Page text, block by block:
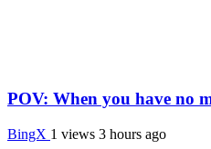
POV: When you have no
BingX 1 views 3 hours ago